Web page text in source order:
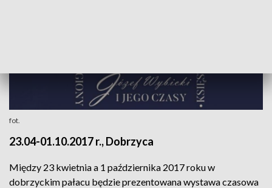
fot.
23.04-01.10.2017 r., Dobrzyca
Między 23 kwietnia a 1 października 2017 roku w
dobrzyckim pałacu będzie prezentowana wystawa czasowa